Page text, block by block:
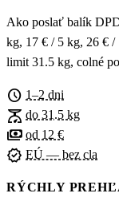
Ako poslať balík
kg, 17 € / 5 kg, 26 € /
limit 31.5 kg, colné
schedule 1–2 dni
scale do 31.5 kg
payments od 12 €
verified EÚ — bez cla
RÝCHLY